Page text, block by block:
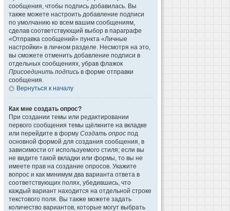
сообщения, чтобы подпись добавилась. Вы
также можете настроить добавление подписи
по умолчанию ко всем вашим сообщениям,
сделав соответствующий выбор в параграфе
«Отправка сообщений» пункта «Личные
настройки» в личном разделе. Несмотря на это,
вы сможете отменить добавление подписи в
отдельных сообщениях, убрав флажок
Присоединить подпись в форме отправки
сообщения.
Вернуться к началу
Как мне создать опрос?
При создании темы или редактировании
первого сообщения темы щёлкните на вкладке
или перейдите в форму Создать опрос под
основной формой для создания сообщения, в
зависимости от используемого стиля; если вы
не видите такой вкладки или формы, то вы не
имеете прав на создание опросов. Укажите
вопрос и как минимум два варианта ответа в
соответствующих полях, убедившись, что
каждый вариант находится на отдельной строке
текстового поля. Вы также можете задать
количество вариантов, которые могут выбрать